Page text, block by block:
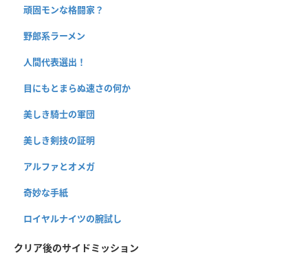
頑固モンな格闘家？
野郎系ラーメン
人間代表選出！
目にもとまらぬ速さの何か
美しき騎士の軍団
美しき剣技の証明
アルファとオメガ
奇妙な手紙
ロイヤルナイツの腕試し
クリア後のサイドミッション